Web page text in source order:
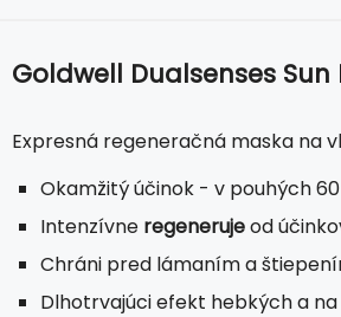
Goldwell Dualsenses
Expresná regeneračná maska na
Okamžitý účinok - v pouhých
Intenzívne regenerujeod
Chráni pred lámaním a
Dlhotrvajúci efekt hebkých a